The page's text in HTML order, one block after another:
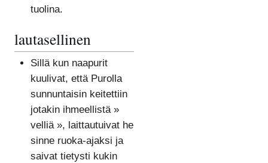
tuolina.
lautasellinen
Sillä kun naapurit
kuulivat, että Purolla
sunnuntaisin keitettiin
jotakin ihmeellistä »
velliä », laittautuivat he
sinne ruoka-ajaksi ja
saivat tietysti kukin